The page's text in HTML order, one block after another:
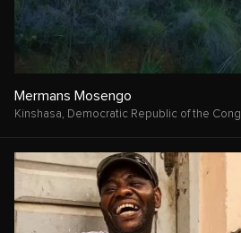
Mermans Mosengo
Kinshasa, Democratic Republic of the